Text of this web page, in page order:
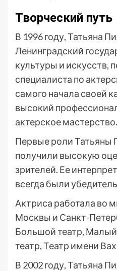
Творческий путь
В 1996 году, Татьяна
Ленинградский
культуры и искусств,
специалиста по
самого начала своей
высокий
актерское мастерство.
Первые роли Татьяны
получили высокую
зрителей. Ее
всегда были
Актриса работала во
Москвы и Санкт-
Большой театр,
театр, Театр имени
В 2002 году, Татьяна